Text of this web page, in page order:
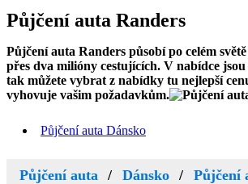
Půjčení auta Randers
Půjčení auta Randers působí po celém
přes dva milióny cestujících. V nabídce
tak můžete vybrat z nabídky tu nejlepší
vyhovuje vašim požadavkům.
Půjčení auta Dánsko
Půjčení auta Dánsko Půjčení